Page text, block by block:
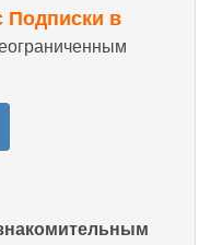
Подписки в